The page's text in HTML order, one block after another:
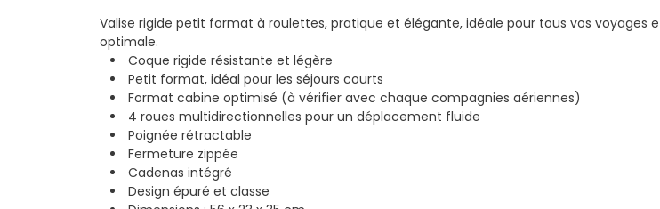
Valise rigide petit format à roulettes, pratique et élégante, idéale pour tous vos
optimale.
Coque rigide résistante et légère
Petit format, idéal pour les séjours courts
Format cabine optimisé (à vérifier avec chaque compagnies aériennes)
4 roues multidirectionnelles pour un déplacement fluide
Poignée rétractable
Fermeture zippée
Cadenas intégré
Design épuré et classe